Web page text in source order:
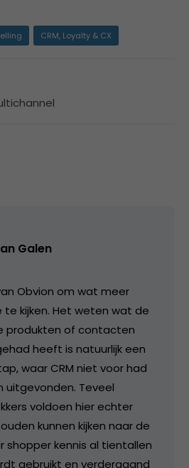
CRM, Loyalty & CX
Galen
Obvion om wat meer
kijken. Het weten wat de
produkten of contacten
heeft is natuurlijk een
waar CRM niet voor had
uitgevonden. Teveel
voldoen hier echter
kunnen kijken naar de
shopper kennis al tientallen
gebruikt en verdergaand